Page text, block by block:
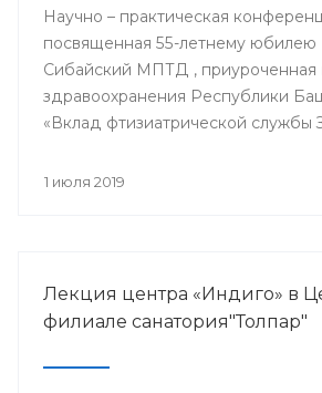
Научно – практическая
посвященная 55-летнему
Сибайский МПТД , приуроченная
здравоохранения Республики
«Вклад фтизиатрической службы
года в городе Сибай.
1 июля 2019
Лекция центра «Индиго» в
филиале санатория"Толпар"